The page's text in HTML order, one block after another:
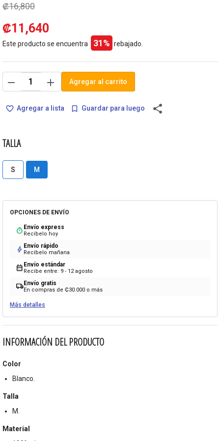
₡16,800
₡11,640
Este producto se encuentra 31% rebajado.
remove add Agregar al carrito
favorite_border Agregar a lista bookmark_border Guardar para luego share
TALLA
S M
OPCIONES DE ENVÍO
timer Envío express
Recíbelo hoy
bolt Envío rápido
Recíbelo mañana
calendar_month Envío estándar
Recibe entre: 9 - 12 agosto
local_shippingEnvío gratis
En compras de ₡30.000 o más
Más detalles
INFORMACIÓN DEL PRODUCTO
Color
Blanco.
Talla
M.
Material